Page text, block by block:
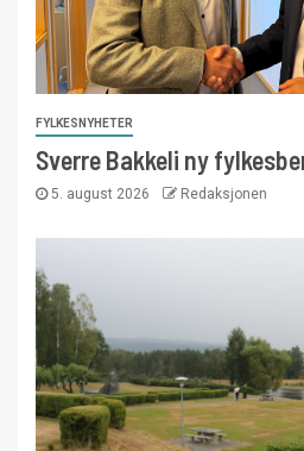
FYLKESNYHETER
Sverre Bakkeli ny
5. august 2026 Redaksjonen